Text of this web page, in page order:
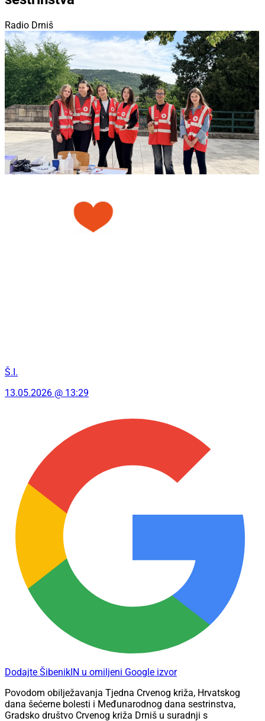
Radio Drniš
Š.I.
13.05.2026 @ 13:29
Dodajte ŠibenikIN u omiljeni Google izvor
Povodom obilježavanja Tjedna Crvenog križa, Hrvatskog
dana šećerne bolesti i Međunarodnog dana sestrinstva,
Gradsko društvo Crvenog križa Drniš u suradnji s